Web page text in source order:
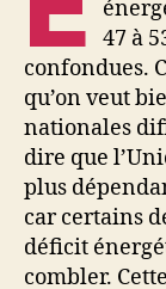
47 à
confondues.
qu’on veut
nationales
dire que
plus
car certains
déficit
combler.